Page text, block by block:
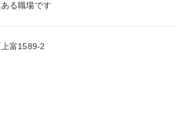
る職場です
富1589-2